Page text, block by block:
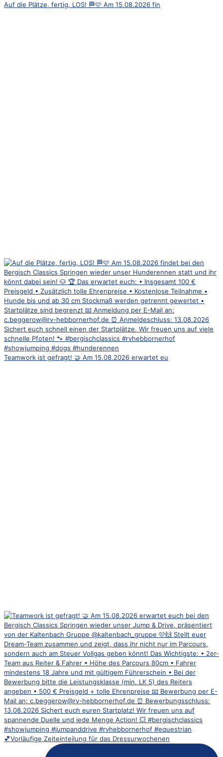
Auf die Plätze, fertig, LOS! 🏁🩷 Am 15.08.2026 fin
Teamwork ist gefragt! 🤝 Am 15.08.2026 erwartet eu
💕Vorläufige Zeiteinteilung für das Dressurwochenen